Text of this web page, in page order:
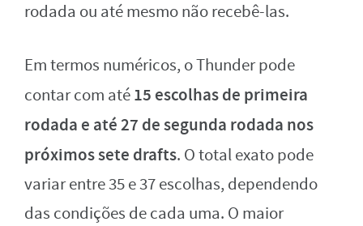
rodada ou até mesmo não recebê-las.
Em termos numéricos, o Thunder pode
contar com até15 escolhas de primeira
rodada e até 27 de segunda rodada nos
próximos sete drafts. O total exato pode
variar entre 35 e 37 escolhas, dependendo
das condições de cada uma. O maior